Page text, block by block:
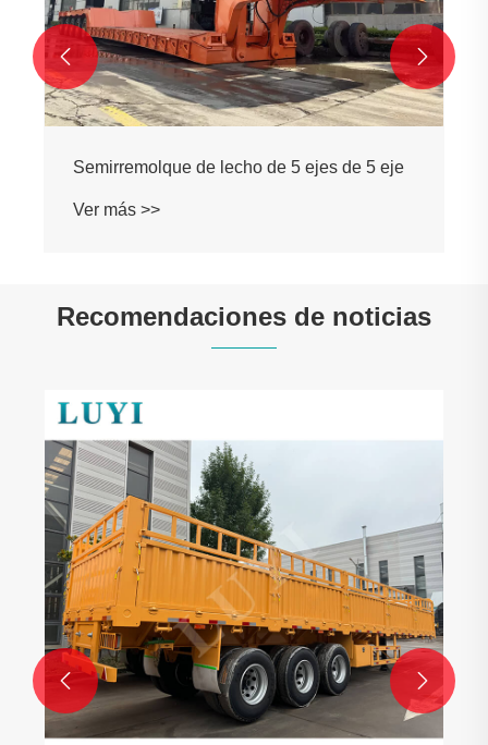
Semirremolque de lecho de 5 ejes de 5 eje
Ver más >>
 
Recomendaciones de noticias
 